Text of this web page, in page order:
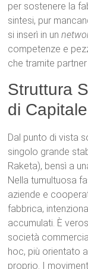
per sostenere la
sintesi, pur
si inserì in un
competenze e
che tramite
Struttura
di Capitale
Dal punto di vista
singolo grande
Raketa), bensì a
Nella tumultuosa
aziende e
fabbrica,
accumulati. È
società
hoc, più orientato
proprio. I